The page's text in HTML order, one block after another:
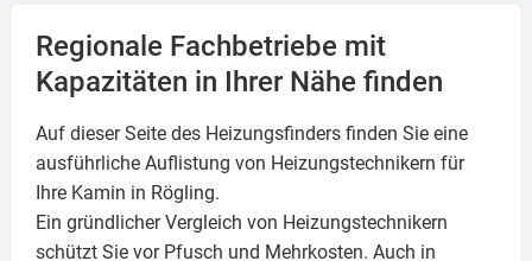
Regionale Fachbetriebe mit
Kapazitäten in Ihrer Nähe finden
Auf dieser Seite des Heizungsfinders finden Sie eine
ausführliche Auflistung von Heizungstechnikern für
Ihre Kamin in Rögling.
Ein gründlicher Vergleich von Heizungstechnikern
schützt Sie vor Pfusch und Mehrkosten. Auch in